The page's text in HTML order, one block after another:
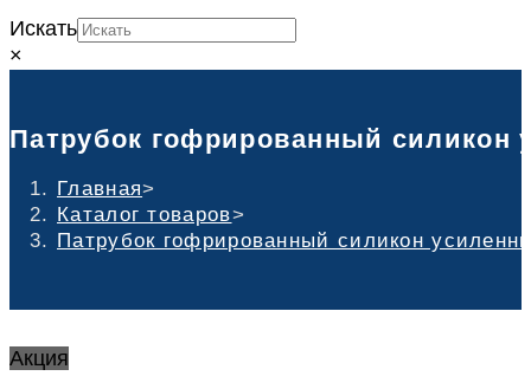
Искать
×
Патрубок гофрированный силикон
Главная>
Каталог товаров>
Патрубок гофрированный силикон
Акция